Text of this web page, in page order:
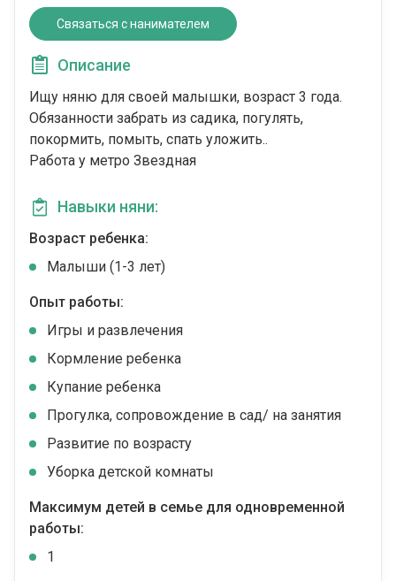
Связаться с нанимателем
Описание
Ищу няню для своей малышки, возраст 3 года.
Обязанности забрать из садика, погулять,
покормить, помыть, спать уложить..
Работа у метро Звездная
Навыки няни:
Возраст ребенка:
Малыши (1-3 лет)
Опыт работы:
Игры и развлечения
Кормление ребенка
Купание ребенка
Прогулка, сопровождение в сад/ на занятия
Развитие по возрасту
Уборка детской комнаты
Максимум детей в семье для одновременной
работы:
1